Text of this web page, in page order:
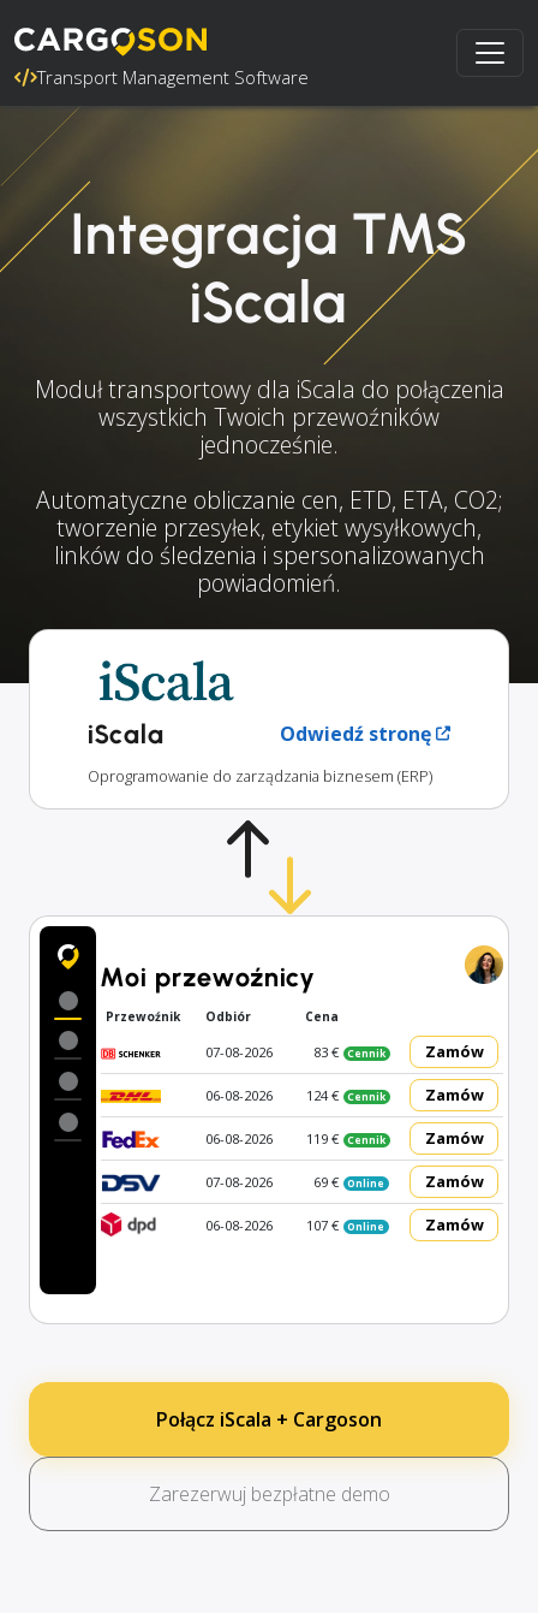
Transport Management Software
Integracja TMS
iScala
Moduł transportowy dla iScala do połączenia
wszystkich Twoich przewoźników
jednocześnie.
Automatyczne obliczanie cen, ETD, ETA, CO2;
tworzenie przesyłek, etykiet wysyłkowych,
linków do śledzenia i spersonalizowanych
powiadomień.
iScala Odwiedź stronę
Oprogramowanie do zarządzania biznesem (ERP)
Moi przewoźnicy
Przewoźnik Odbiór Cena
07-08-2026 83 € Cennik Zamów
06-08-2026 124 € Cennik Zamów
06-08-2026 119 € Cennik Zamów
07-08-2026 69 € Online Zamów
06-08-2026 107 € Online Zamów
Połącz iScala + Cargoson
Zarezerwuj bezpłatne demo